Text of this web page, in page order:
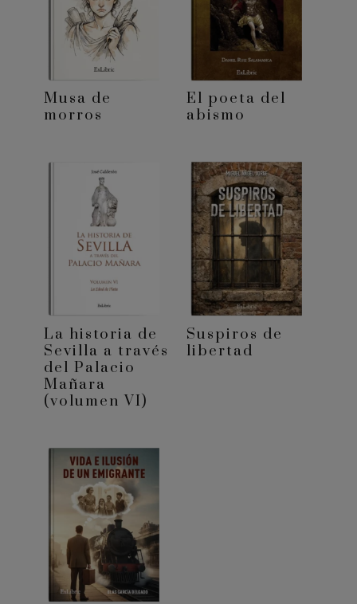
Musa de
morros
El poeta del
abismo
La historia de
Sevilla a través
del Palacio
Mañara
(volumen VI)
Suspiros de
libertad